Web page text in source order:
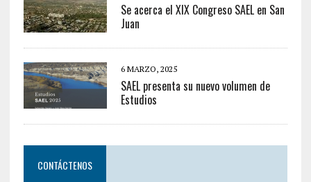
Se acerca el XIX Congreso SAEL en San
Juan
6 MARZO, 2025
SAEL presenta su nuevo volumen de
Estudios
CONTÁCTENOS